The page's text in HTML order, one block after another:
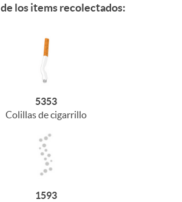
de los items recolectados:
5353
Colillas de cigarrillo
1593